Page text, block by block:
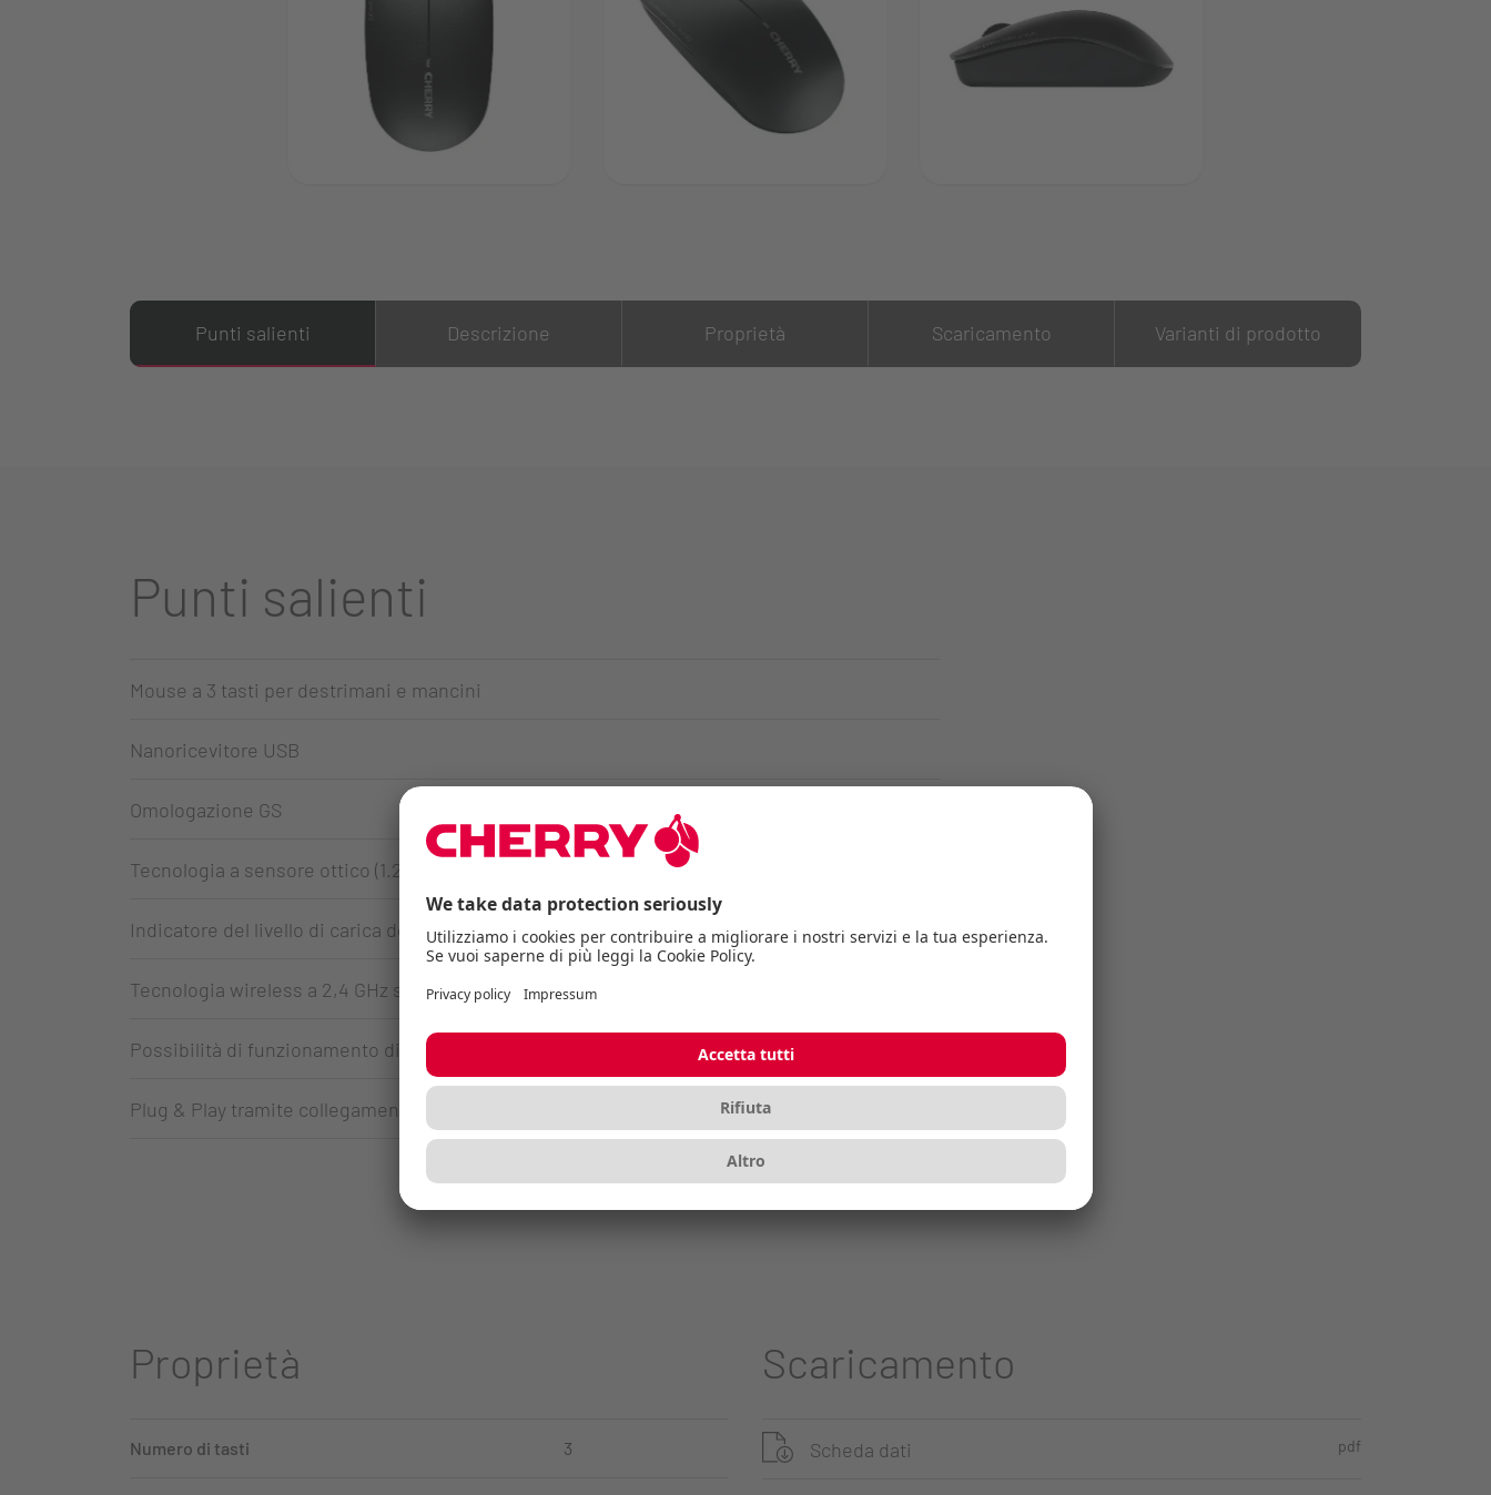
Punti salienti Descrizione Proprietà Scaricamento Varianti di prodotto
Punti salienti
Mouse a 3 tasti per destrimani e mancini
Nanoricevitore USB
Omologazione GS
Tecnologia a sensore ottico (1.200 dpi)
Indicatore del livello di carica della batteria nel mouse
Tecnologia wireless a 2,4 GHz senza interferenze (portata fino a 10 m)
Possibilità di funzionamento di più mouse (utilizzo condiviso)
Plug & Play tramite collegamento USB
Proprietà
Numero di tasti 3
Scaricamento
Scheda dati pdf